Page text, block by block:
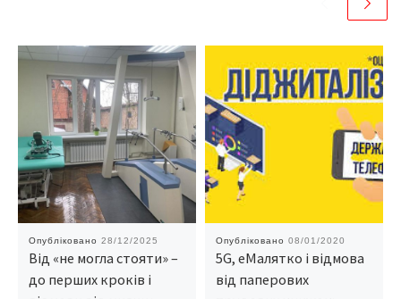
Опубліковано 28/12/2025
Від «не могла стояти» –
до перших кроків і
Опубліковано 08/01/2020
5G, еМалятко і відмова
від паперових